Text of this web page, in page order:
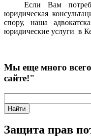
Если Вам
юридическая
спору, наша
юридические услуги в
Мы еще много
сайте!"
Защита прав